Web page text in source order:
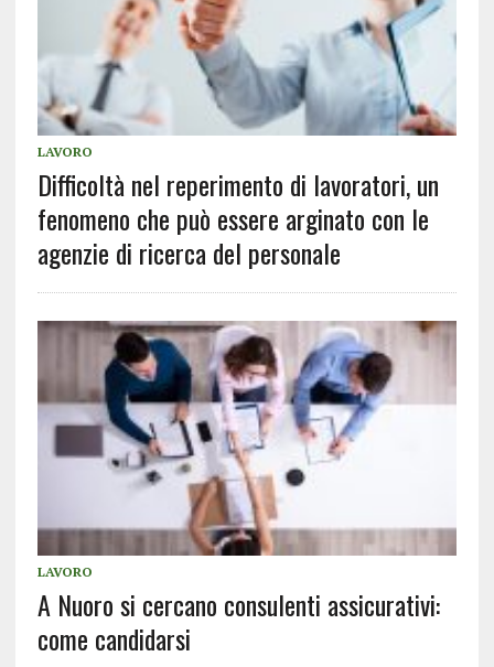
LAVORO
Difficoltà nel reperimento di lavoratori, un
fenomeno che può essere arginato con le
agenzie di ricerca del personale
LAVORO
A Nuoro si cercano consulenti assicurativi:
come candidarsi